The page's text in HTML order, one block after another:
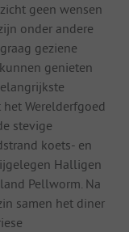
geen wensen
onder andere
geziene
genieten
Werelderfgoed
stevige
koets- en
Halligen
Pellworm. Na
samen het diner